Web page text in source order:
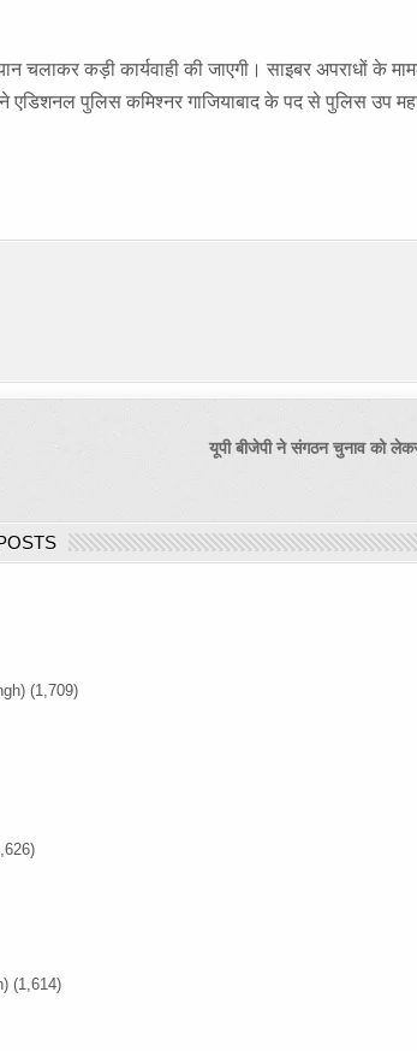
चलाकर कड़ी कार्यवाही की जाएगी। साइबर अपराधों के
पुलिस कमिश्नर गाजियाबाद के पद से पुलिस उप
यूपी बीजेपी ने संगठन चुनाव को
(1,709)
(1,614)